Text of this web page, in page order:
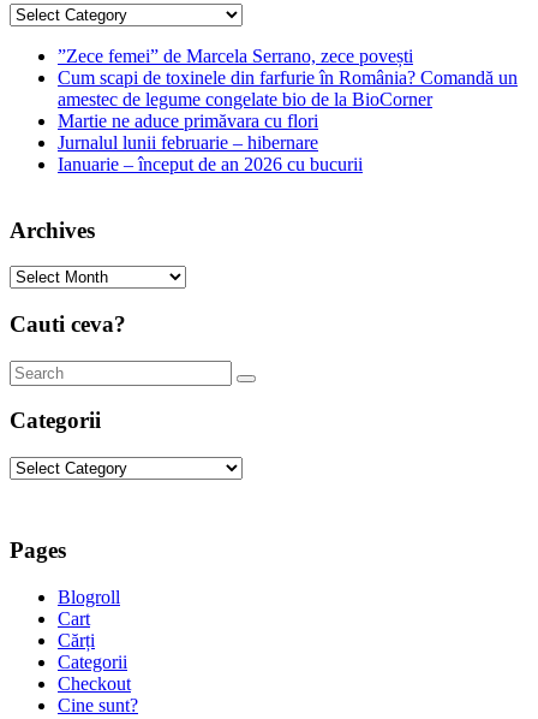
Categories
”Zece femei” de Marcela Serrano, zece povești
Cum scapi de toxinele din farfurie în România? Comandă un
amestec de legume congelate bio de la BioCorner
Martie ne aduce primăvara cu flori
Jurnalul lunii februarie – hibernare
Ianuarie – început de an 2026 cu bucurii
Archives
Archives
Cauti ceva?
Categorii
Categorii
Pages
Blogroll
Cart
Cărți
Categorii
Checkout
Cine sunt?